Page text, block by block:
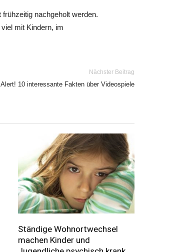
nachgeholt werden.
mit Kindern, im
Nächster Beitrag
10 interessante Fakten über Videospiele
Ständige Wohnortwechsel
machen Kinder und